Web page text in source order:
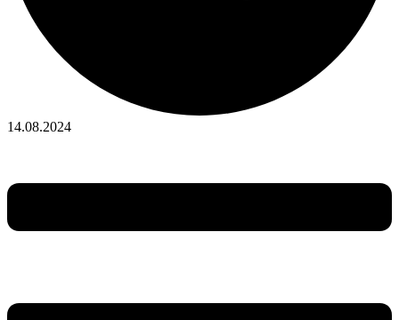
14.08.2024